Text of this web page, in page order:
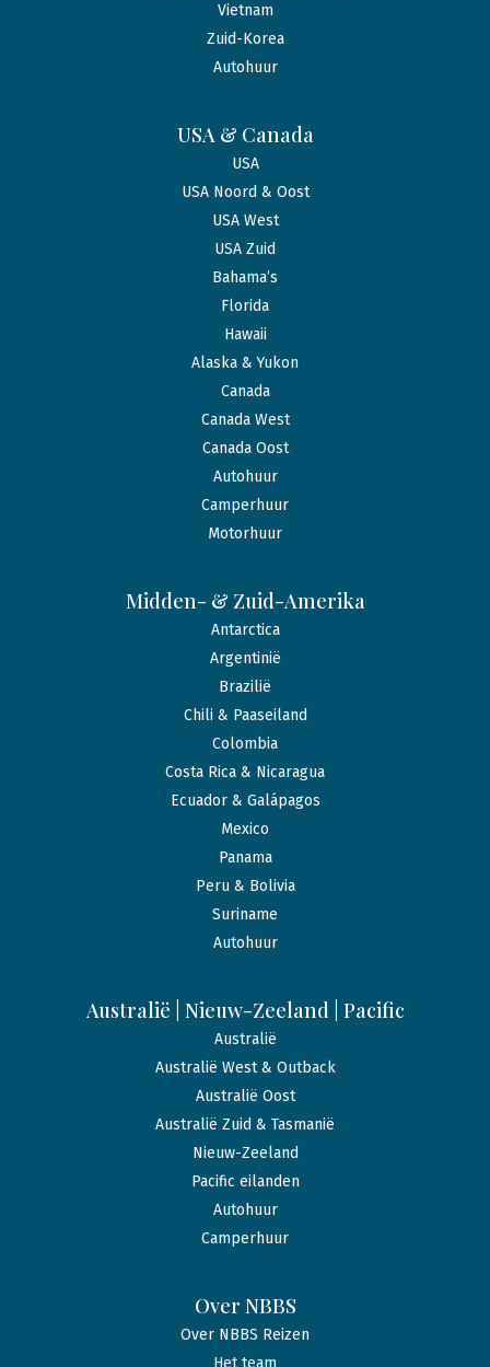
Vietnam
Zuid-Korea
Autohuur
USA & Canada
USA
USA Noord & Oost
USA West
USA Zuid
Bahama’s
Florida
Hawaii
Alaska & Yukon
Canada
Canada West
Canada Oost
Autohuur
Camperhuur
Motorhuur
Midden- & Zuid-Amerika
Antarctica
Argentinië
Brazilië
Chili & Paaseiland
Colombia
Costa Rica & Nicaragua
Ecuador & Galápagos
Mexico
Panama
Peru & Bolivia
Suriname
Autohuur
Australië | Nieuw-Zeeland | Pacific
Australië
Australië West & Outback
Australië Oost
Australië Zuid & Tasmanië
Nieuw-Zeeland
Pacific eilanden
Autohuur
Camperhuur
Over NBBS
Over NBBS Reizen